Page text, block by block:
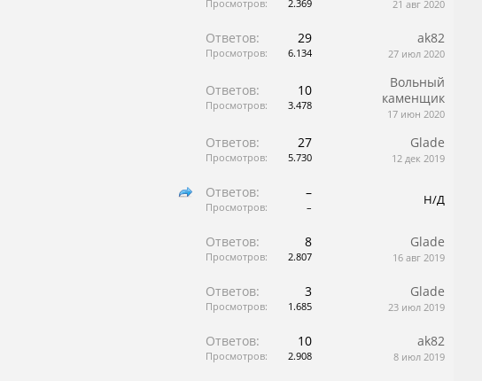
Просмотров: 2.369 21 авг 2020
Ответов: 29
Просмотров: 6.134
ak82
27 июл 2020
Ответов: 10
Просмотров: 3.478
Вольный
каменщик
17 июн 2020
Ответов: 27
Просмотров: 5.730
Glade
12 дек 2019
Ответов: –
Просмотров: – Н/Д
Ответов: 8
Просмотров: 2.807
Glade
16 авг 2019
Ответов: 3
Просмотров: 1.685
Glade
23 июл 2019
Ответов: 10
Просмотров: 2.908
ak82
8 июл 2019